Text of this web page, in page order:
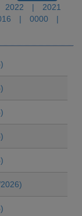
2022 |
2021
| 0000
|